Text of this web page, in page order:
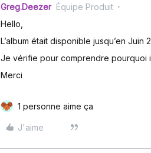
Greg.Deezer Équipe Produit
Hello,
L’album était disponible jusqu’en
Je vérifie pour comprendre pourquoi
Merci
1 personne aime ça
J'aime